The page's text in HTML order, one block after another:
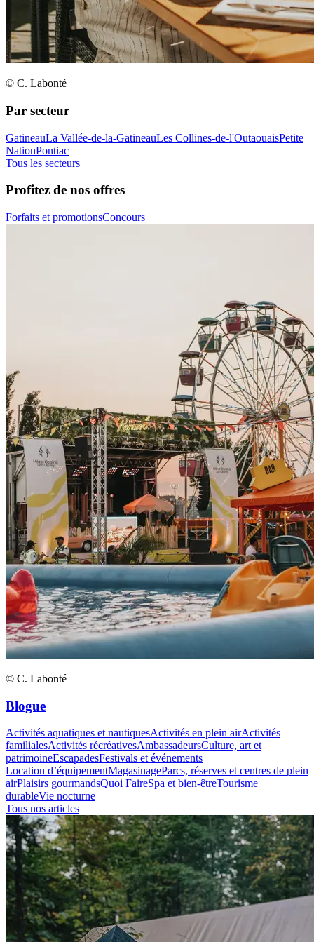
© C. Labonté
Par secteur
GatineauLa Vallée-de-la-GatineauLes Collines-de-l'OutaouaisPetite
NationPontiac
Tous les secteurs
Profitez de nos offres
Forfaits et promotionsConcours
© C. Labonté
Blogue
Activités aquatiques et nautiquesActivités en plein airActivités
familialesActivités récréativesAmbassadeursCulture, art et
patrimoineEscapadesFestivals et événements
Location d’équipementMagasinageParcs, réserves et centres de plein
airPlaisirs gourmandsQuoi FaireSpa et bien-êtreTourisme
durableVie nocturne
Tous nos articles